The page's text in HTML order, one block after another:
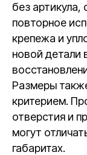
без
повторное
крепежа и
новой детали
Размеры
критерием.
отверстия и
могут
габаритах.